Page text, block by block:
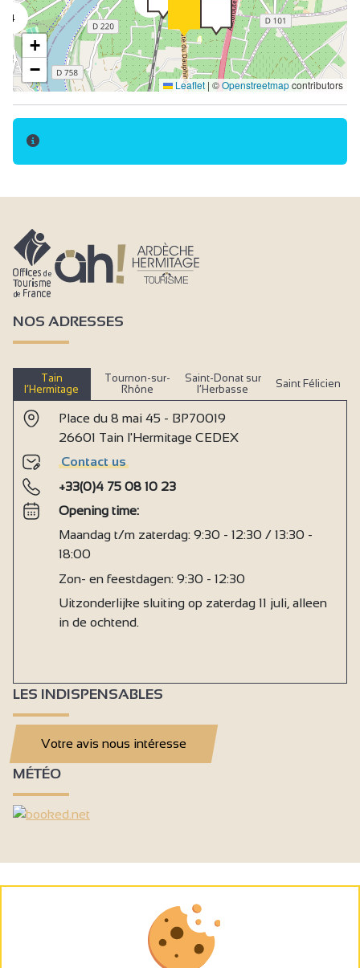
4
+
−
Leaflet | ©Openstreetmapcontributors
NOS ADRESSES
Tain
l’Hermitage
Tournon-sur-
Rhône
Saint-Donat sur
l’Herbasse
Saint Félicien
Place du 8 mai 45 - BP70019
26601 Tain l'Hermitage CEDEX
Contact us
+33(0)4 75 08 10 23
Opening time:
Maandag t/m zaterdag: 9:30 - 12:30 / 13:30 -
18:00
Zon- en feestdagen: 9:30 - 12:30
Uitzonderlijke sluiting op zaterdag 11 juli, alleen
in de ochtend.
LES INDISPENSABLES
Votre avis nous intéresse
MÉTÉO